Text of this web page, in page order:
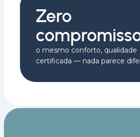
Zero
o mesmo conforto, qualidade
certificada — nada parece